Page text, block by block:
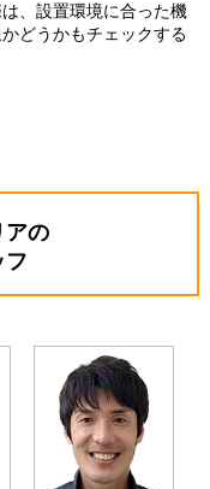
、設置環境に合った機
どうかもチェックする
アの
フ